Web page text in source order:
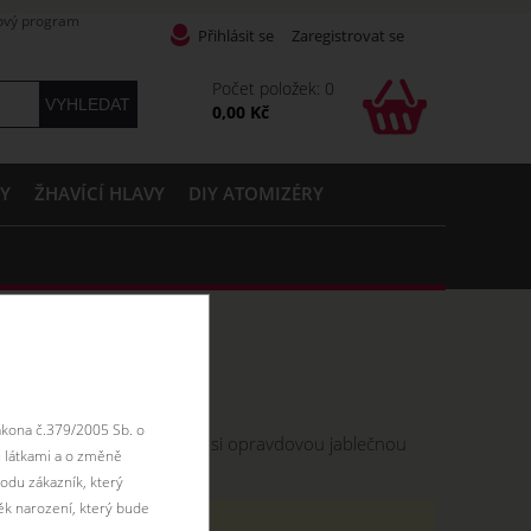
Přihlásit se Zaregistrovat se
Počet položek: 0
0,00 Kč
ŽHAVÍCÍ HLAVY DIY ATOMIZÉRY
program
celého dne. Vychutnejte si opravdovou jablečnou
18ti let.
č.379/2005 Sb. o
a o změně
zákazník, který
narození, který bude